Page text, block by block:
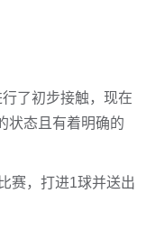
了初步接触，现在
状态且有着明确的
赛，打进1球并送出